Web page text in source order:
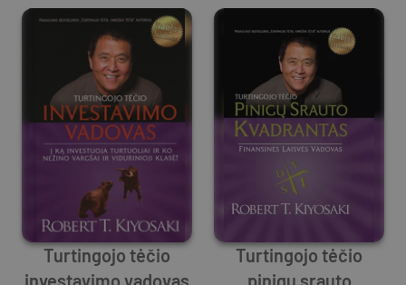
Turtingojo tėčio
investavimo vadovas
Turtingojo tėčio
pinigų srauto